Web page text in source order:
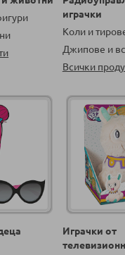
играчки
Коли и
Джипове и
Всички
Играчки от